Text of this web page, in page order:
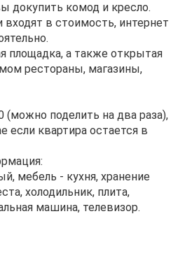
докупить кoмод и кpecло.
в стоимость, интернет
площадка, а также открытая
рестораны, магазины,
(можно поделить на два раза),
если квартира остается в
мебель - кухня, хранение
холодильник, плита,
машина, телевизор.